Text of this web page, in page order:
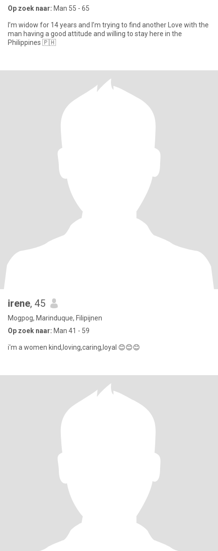
Op zoek naar: Man 55 - 65
I’m widow for 14 years and I’m trying to find another Love with the
man having a good attitude and willing to stay here in the
Philippines 🇵🇭
irene, 45
Mogpog, Marinduque, Filipijnen
Op zoek naar: Man 41 - 59
i'm a women kind,loving,caring,loyal 😊😊😊